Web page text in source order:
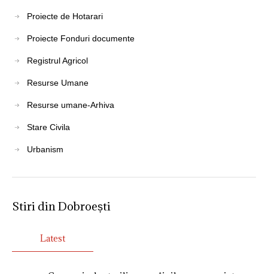
Proiecte de Hotarari
Proiecte Fonduri documente
Registrul Agricol
Resurse Umane
Resurse umane-Arhiva
Stare Civila
Urbanism
Stiri din Dobroești
Latest